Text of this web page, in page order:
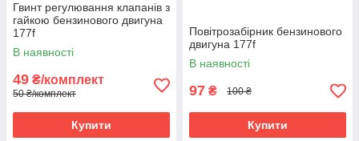
Гвинт регулювання клапанів з
гайкою бензинового двигуна
177f
В наявності
49 ₴/комплект
50 ₴/комплект
Купити
Повітрозабірник бензинового
двигуна 177f
В наявності
97 ₴ 100 ₴
Купити